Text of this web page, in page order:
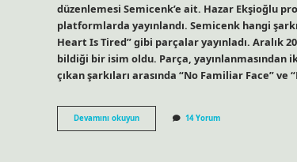
düzenlemesi Semicenk’e ait. Hazar Ekşioğlu
platformlarda yayınlandı. Semicenk hangi
Heart Is Tired” gibi parçalar yayınladı. Aralık
bildiği bir isim oldu. Parça, yayınlanmasından
çıkan şarkıları arasında “No Familiar Face” ve
Devamını okuyunSemicenk
Tek
14 Yorum